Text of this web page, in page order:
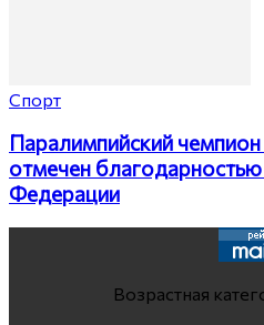
Спорт
Паралимпийский
отмечен
Федерации
Возрастная